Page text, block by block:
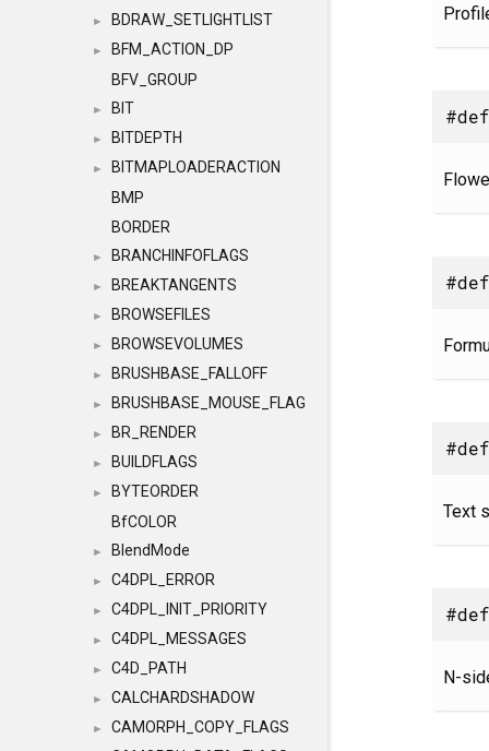
► BDRAW_SETLIGHTLIST
►
BFM_ACTION_DP
BFV_GROUP
► BIT
► BITDEPTH
►
BITMAPLOADERACTION
BMP
BORDER
► BRANCHINFOFLAGS
► BREAKTANGENTS
► BROWSEFILES
► BROWSEVOLUMES
► BRUSHBASE_FALLOFF
► BRUSHBASE_MOUSE_FLAG
► BR_RENDER
► BUILDFLAGS
►
BYTEORDER
BfCOLOR
► BlendMode
► C4DPL_ERROR
► C4DPL_INIT_PRIORITY
► C4DPL_MESSAGES
► C4D_PATH
► CALCHARDSHADOW
►
CAMORPH_COPY_FLAGS
Text
N-